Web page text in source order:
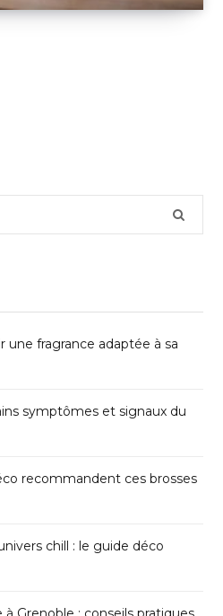
une fragrance adaptée à sa
symptômes et signaux du
recommandent ces brosses
chill : le guide déco